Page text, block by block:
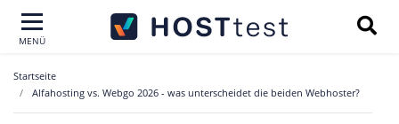
MENÜ
Startseite
Alfahosting vs. Webgo 2026 - was unterscheidet die beiden Webhoster?